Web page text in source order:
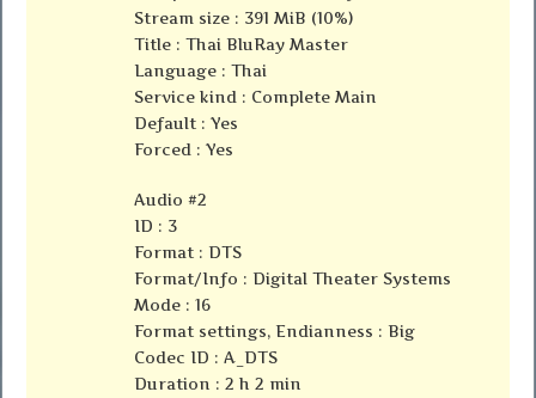
Stream size : 391 MiB (10%)
Title : Thai BluRay Master
Language : Thai
Service kind : Complete Main
Default : Yes
Forced : Yes
Audio #2
ID : 3
Format : DTS
Format/Info : Digital Theater Systems
Mode : 16
Format settings, Endianness : Big
Codec ID : A_DTS
Duration : 2 h 2 min